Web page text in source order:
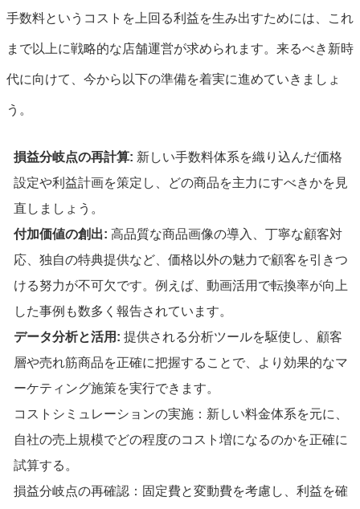
手数料というコストを上回る利益を生み出すためには、これ
まで以上に戦略的な店舗運営が求められます。来るべき新時
代に向けて、今から以下の準備を着実に進めていきましょ
う。
損益分岐点の再計算: 新しい手数料体系を織り込んだ価格
設定や利益計画を策定し、どの商品を主力にすべきかを見
直しましょう。
付加価値の創出: 高品質な商品画像の導入、丁寧な顧客対
応、独自の特典提供など、価格以外の魅力で顧客を引きつ
ける努力が不可欠です。例えば、動画活用で転換率が向上
した事例も数多く報告されています。
データ分析と活用: 提供される分析ツールを駆使し、顧客
層や売れ筋商品を正確に把握することで、より効果的なマ
ーケティング施策を実行できます。
コストシミュレーションの実施：新しい料金体系を元に、
自社の売上規模でどの程度のコスト増になるのかを正確に
試算する。
損益分岐点の再確認：固定費と変動費を考慮し、利益を確